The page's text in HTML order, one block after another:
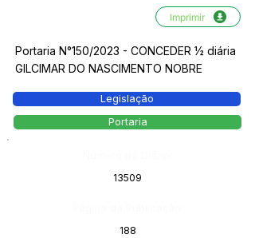
Imprimir
Portaria N°150/2023 - CONCEDER ½ diária
GILCIMAR DO NASCIMENTO NOBRE
Legislação
Portaria
13509
188